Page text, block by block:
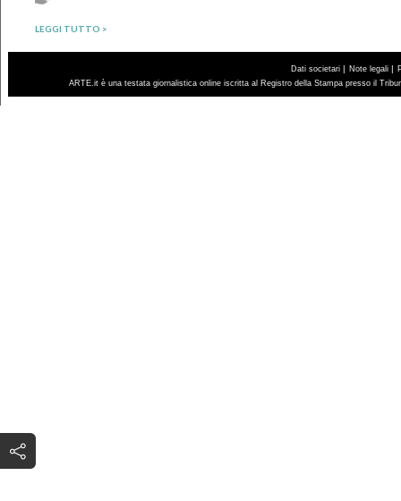
LEGGI TUTTO >
Dati societari Note legali
ARTE.it è una testata giornalistica online iscritta al Registro della Stampa presso il